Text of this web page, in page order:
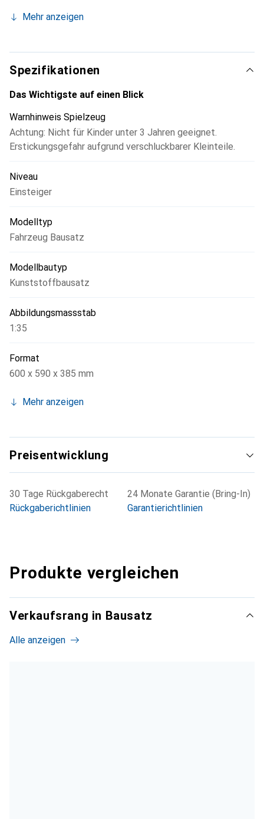
Mehr anzeigen
Spezifikationen
Das Wichtigste auf einen Blick
Warnhinweis Spielzeug
Achtung: Nicht für Kinder unter 3 Jahren geeignet.
Erstickungsgefahr aufgrund verschluckbarer Kleinteile.
Niveau
Einsteiger
Modelltyp
Fahrzeug Bausatz
Modellbautyp
Kunststoffbausatz
Abbildungsmassstab
1:35
Format
600 x 590 x 385 mm
Mehr anzeigen
Preisentwicklung
30 Tage Rückgaberecht
Rückgaberichtlinien
24 Monate Garantie (Bring-In)
Garantierichtlinien
Produkte vergleichen
Verkaufsrang in Bausatz
Alle anzeigen